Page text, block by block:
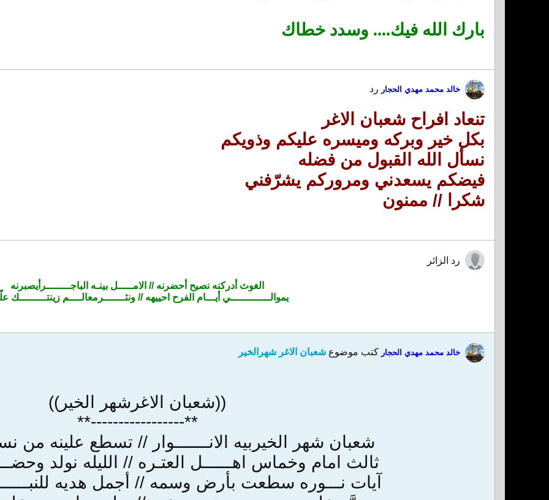
بارك الله فيك.... وسدد خطاك
خالد محمد مهدي الحجار رد
تنعاد افراح شعبان الاغر
بكل خير وبركه وميسره عليكم وذويكم
نسأل الله القبول من فضله
فيضكم يسعدني ومروركم يشرّفني
شكرا // ممنون
رد الزائر
الغوث أدركنه نصيح أحضرنه // الامـــــل بينـه الباجــــــــرأيصبرنه
يموالـــــــــــــي أيـــام الفرح احييهه // ونثـــــــرمعالــــم زينتـــــــــك
خالد محمد مهدي الحجار كتب موضوع شعبان الاغر شهرالخير
((شعبان الاغرشهر الخير))
**-----------------**
شعبان شهر الخيربيه الانـــــــوار // تسطع علينه من
ثالث امام وخماس اهــــــل العتـره // الليله نولد
آيات نـــوره سطعت بأرض وسمه // أجمل هديه